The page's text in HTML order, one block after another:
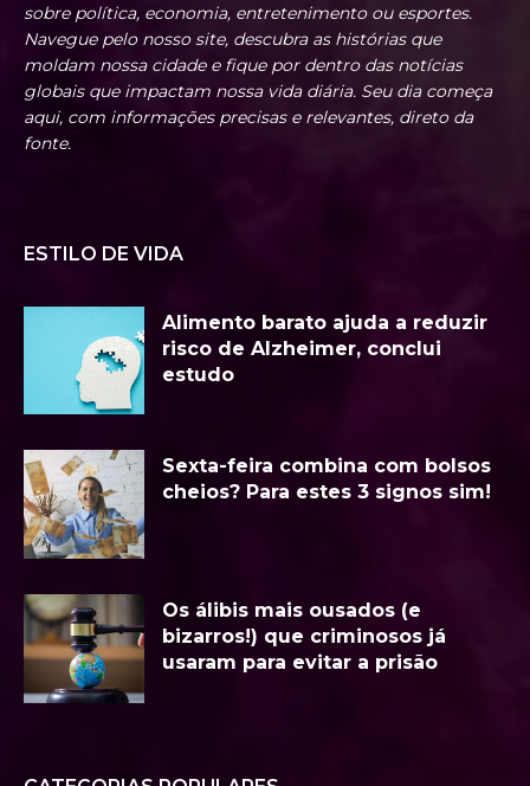
sobre política, economia, entretenimento ou esportes.
Navegue pelo nosso site, descubra as histórias que
moldam nossa cidade e fique por dentro das notícias
globais que impactam nossa vida diária. Seu dia começa
aqui, com informações precisas e relevantes, direto da
fonte.
ESTILO DE VIDA
Alimento barato ajuda a reduzir
risco de Alzheimer, conclui
estudo
Sexta-feira combina com bolsos
cheios? Para estes 3 signos sim!
Os álibis mais ousados (e
bizarros!) que criminosos já
usaram para evitar a prisão